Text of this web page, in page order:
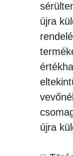
újra
újra